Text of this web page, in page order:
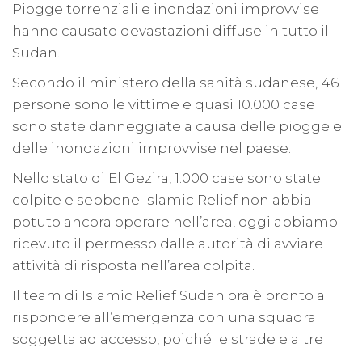
Piogge torrenziali e inondazioni improvvise
hanno causato devastazioni diffuse in tutto il
Sudan.
Secondo il ministero della sanità sudanese, 46
persone sono le vittime e quasi 10.000 case
sono state danneggiate a causa delle piogge e
delle inondazioni improvvise nel paese.
Nello stato di El Gezira, 1.000 case sono state
colpite e sebbene Islamic Relief non abbia
potuto ancora operare nell’area, oggi abbiamo
ricevuto il permesso dalle autorità di avviare
attività di risposta nell’area colpita.
Il team di Islamic Relief Sudan ora è pronto a
rispondere all’emergenza con una squadra
soggetta ad accesso, poiché le strade e altre